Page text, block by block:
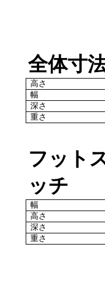
全体寸
高さ
幅
深さ
重さ
フット
ッチ
幅
高さ
深さ
重さ